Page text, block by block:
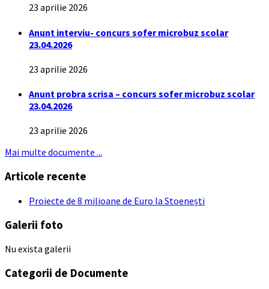
23 aprilie 2026
Anunt interviu- concurs sofer microbuz scolar
23.04.2026
23 aprilie 2026
Anunt probra scrisa – concurs sofer microbuz scolar
23.04.2026
23 aprilie 2026
Mai multe documente ...
Articole recente
Proiecte de 8 milioane de Euro la Stoenești
Galerii foto
Nu exista galerii
Categorii de Documente